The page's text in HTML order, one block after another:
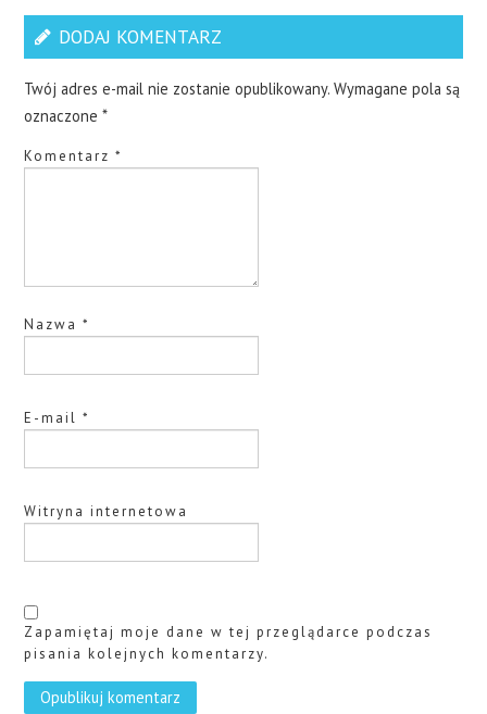
DODAJ KOMENTARZ
Twój adres e-mail nie zostanie opublikowany. Wymagane pola są
oznaczone*
Komentarz*
Nazwa*
E-mail*
Witryna internetowa
Zapamiętaj moje dane w tej przeglądarce podczas
pisania kolejnych komentarzy.